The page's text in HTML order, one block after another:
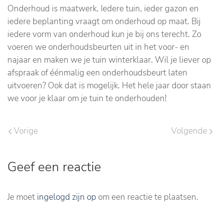
Onderhoud is maatwerk. Iedere tuin, ieder gazon en
iedere beplanting vraagt om onderhoud op maat. Bij
iedere vorm van onderhoud kun je bij ons terecht. Zo
voeren we onderhoudsbeurten uit in het voor- en
najaar en maken we je tuin winterklaar. Wil je liever op
afspraak of éénmalig een onderhoudsbeurt laten
uitvoeren? Ook dat is mogelijk. Het hele jaar door staan
we voor je klaar om je tuin te onderhouden!
Vorige Volgende
Geef een reactie
Je moet ingelogd zijn op om een reactie te plaatsen.